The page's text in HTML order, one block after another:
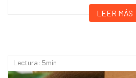
LEER MÁS
Lectura: 5min